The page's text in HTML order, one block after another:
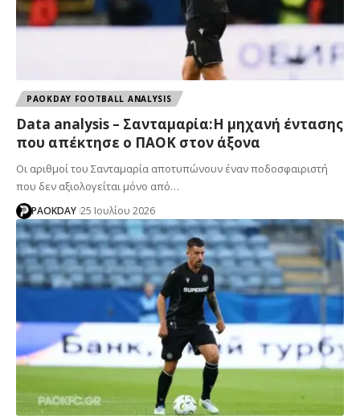
PAOKDAY FOOTBALL ANALYSIS
Data analysis – Σανταμαρία:Η μηχανή έντασης
που απέκτησε ο ΠΑΟΚ στον άξονα
Οι αριθμοί του Σανταμαρία αποτυπώνουν έναν ποδοσφαιριστή
που δεν αξιολογείται μόνο από…
PAOKDAY 25 Ιουλίου 2026